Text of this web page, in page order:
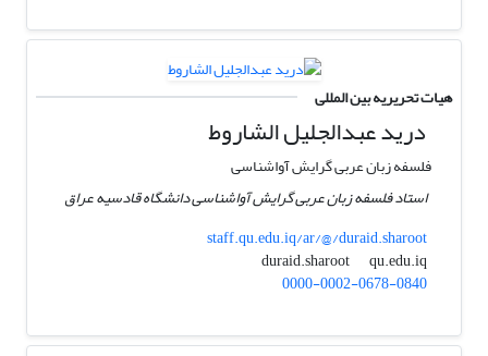
هیات تحریریه بین المللی
درید عبدالجلیل الشاروط
فلسفه زبان عربی گرایش آواشناسی
استاد فلسفه زبان عربی گرایش آواشناسی دانشگاه قادسیه عراق
staff.qu.edu.iq/ar/@/duraid.sharoot
duraid.sharoot
qu.edu.iq
0000-0002-0678-0840